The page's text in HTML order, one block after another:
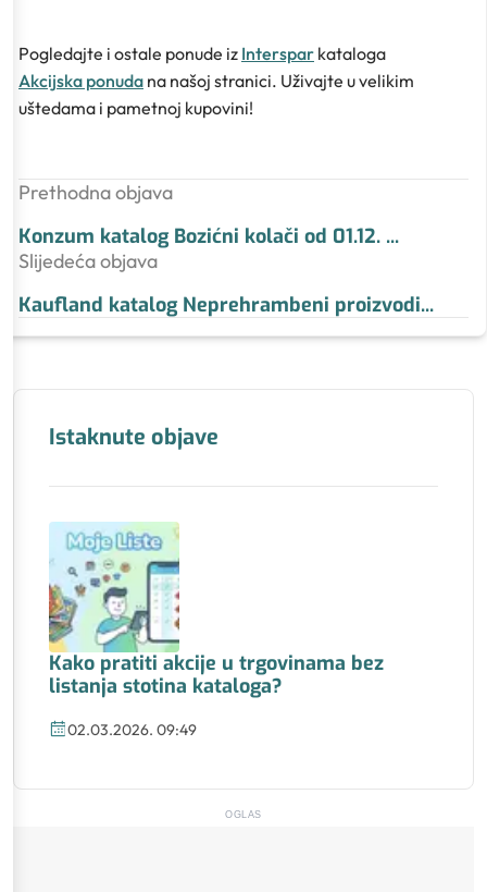
Pogledajte i ostale ponude iz Interspar kataloga
Akcijska ponuda na našoj stranici. Uživajte u velikim
uštedama i pametnoj kupovini!
Prethodna objava
Konzum katalog Bozićni kolači od 01.12. ...
Slijedeća objava
Kaufland katalog Neprehrambeni proizvodi...
Istaknute objave
Kako pratiti akcije u trgovinama bez
listanja stotina kataloga?
02.03.2026. 09:49
OGLAS